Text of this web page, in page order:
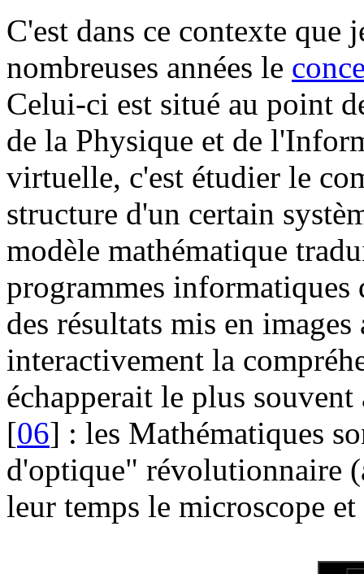
C'est dans ce contexte que
nombreuses années le
Celui-ci est situé au point
de la Physique et de
virtuelle, c'est étudier le
structure d'un certain
modèle mathématique
programmes
des résultats mis en
interactivement la
échapperait le plus souvent
[06] : les Mathématiques
d'optique" révolutionnaire
leur temps le microscope